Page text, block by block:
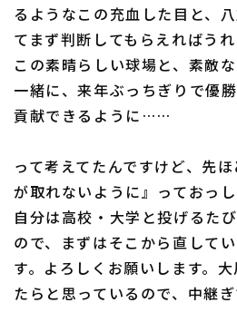
るようなこの充血した目と、
てまず判断してもらえればう
この素晴らしい球場と、素敵
一緒に、来年ぶっちぎりで優
貢献できるように……
って考えてたんですけど、先
が取れないように』っておっし
自分は高校・大学と投げるた
ので、まずはそこから直して
す。よろしくお願いします。
たらと思っているので、中継ぎ